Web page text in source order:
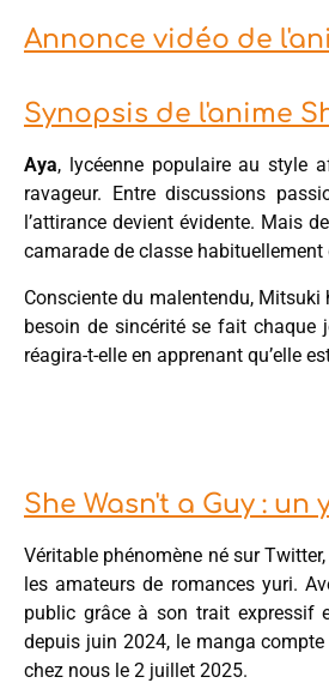
Annonce vidéo de
Synopsis de l'anime
Aya, lycéenne populaire au style
ravageur. Entre discussions
l’attirance devient évidente. Mais
camarade de classe
Consciente du malentendu,
besoin de sincérité se fait chaque
réagira-t-elle en apprenant qu’elle
She Wasn't a Guy :
Véritable phénomène né sur
les amateurs de romances yuri.
public grâce à son trait expressif
depuis juin 2024, le manga
chez nous le 2 juillet 2025.